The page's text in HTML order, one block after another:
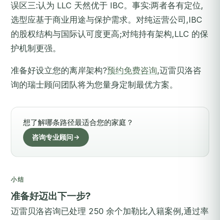
误区三:认为 LLC 天然优于 IBC。事实:两者各有定位,
选型应基于商业用途与保护需求。对纯运营公司,IBC
的股权结构与国际认可度更高;对纯持有架构,LLC 的保
护机制更强。
准备好设立您的离岸架构?预约免费咨询,迈雷贝洛咨
询的瑞士顾问团队将为您量身定制最优方案。
想了解哪条路径最适合您的家庭？
咨询专业顾问
小结
准备好迈出下一步?
迈雷贝洛咨询已处理 250 余个加勒比入籍案例,通过率